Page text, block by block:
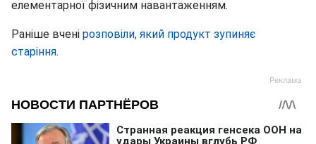
елементарної фізичним навантаженням.
Раніше вчені розповіли, який продукт зупиняє
старіння.